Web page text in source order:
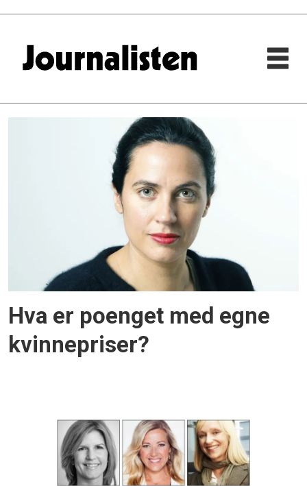
Hva er poenget med egne
kvinnepriser?